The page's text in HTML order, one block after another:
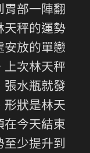
胃部一陣翻
天秤的運勢
安放的單戀
上次林天秤
張水瓶就發
形狀是林天
在今天結束
至少提升到